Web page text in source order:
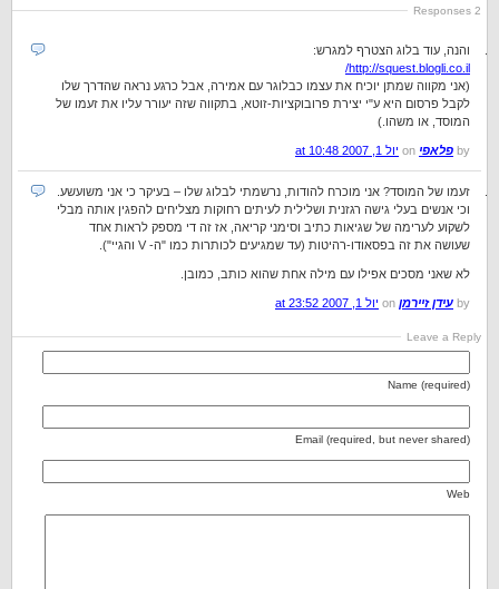
2 Responses
והנה, עוד בלוג הצטרף למגרש:
http://squest.blogli.co.il/
(אני מקווה שמתן יוכיח את עצמו כבלוגר עם אמירה, אבל כרגע נראה שהדרך שלו
לקבל פרסום היא ע"י יצירת פרובוקציות-זוטא, בתקווה שזה יעורר עליו את זעמו של
המוסד, או משהו.)
by פלאפי יול 1, 2007 at 10:48
זעמו של המוסד? אני מוכרח להודות, נרשמתי לבלוג שלו – בעיקר כי אני משועשע.
וכי אנשים בעלי גישה רגזנית ושלילית לעיתים רחוקות מצליחים להפגין אותה מבלי
לשקוע לערימה של שגיאות כתיב וסימני קריאה, אז זה די מספק לראות אחד
שעושה את זה בפסאודו-רהיטות (עד שמגיעים לכותרות כמו "ה- V והגיי").
לא שאני מסכים אפילו עם מילה אחת שהוא כותב, כמובן.
by עידן זיירמן יול 1, 2007 at 23:52
Leave a Reply
Name (required)
Email (required, but never shared)
Web